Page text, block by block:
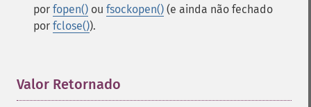
por fopen() ou fsockopen() (e ainda não fechado
por fclose()).
Valor Retornado